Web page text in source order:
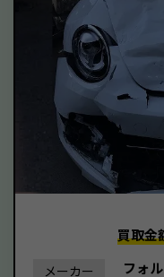
買取金
メーカー フォ